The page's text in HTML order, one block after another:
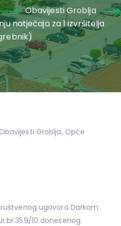
Obavijesti Groblja
natječaja za 1 izvršitelja
Obavijesti Groblja, Opće
ugovora Darkom
10 donesenog